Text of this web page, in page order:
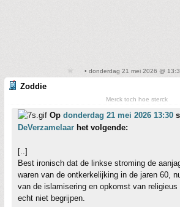
• donderdag 21 mei 2026 @
Zoddie
Merck toch hoe sterck
Op donderdag 21 mei 2026 13:30
DeVerzamelaar het volgende:
[..]
Best ironisch dat de linkse stroming de
waren van de ontkerkelijking in de jaren 60,
van de islamisering en opkomst van
echt niet begrijpen.